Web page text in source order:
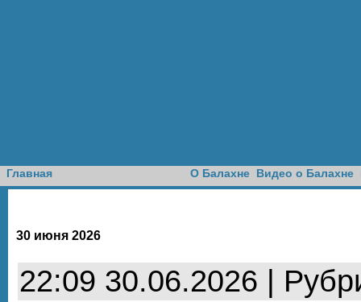
Главная О Балахне Видео о Балахне
30 июня 2026
22:09 30.06.2026 |